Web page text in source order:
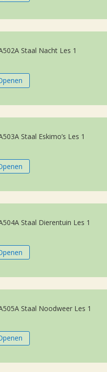
Staal Nacht Les 1
Staal Eskimo’s Les 1
Staal Dierentuin Les 1
Staal Noodweer Les 1